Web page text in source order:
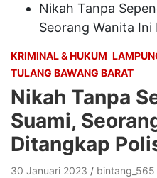
Nikah Tanpa
Seorang Wanita
KRIMINAL & HUKUM
TULANG BAWANG BARAT
Nikah Tanpa
Suami,
Ditangkap
30 Januari 2023 bintang_565